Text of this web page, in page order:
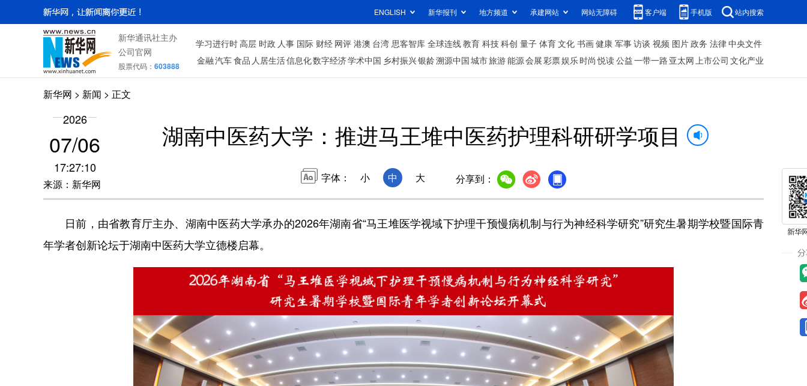
ENGLISH 新华报刊 地方频道 承建网站 网站无障碍 客户端 手机版 站内搜索
新华通讯社主办
公司官网
股票代码： 603888
学习进行时高层 时政 人事 国际 财经 网评 港澳 台湾 思客智库 全球连线教育 科技科创 量子 体育文化 书画健康 军事访谈 视频 图片政务 法律中央文件
金融汽车食品 人居生活信息化数字经济学术中国 乡村振兴银龄溯源中国城市旅游能源会展彩票娱乐时尚 悦读公益一带一路 亚太网上市公司 文化产业
新华网 > 新闻 > 正文
2026
07/06
17:27:10
来源：新华网
湖南中医药大学：推进马王堆中医药护理科研研学项目
字体： 小 中 大 分享到：
日前，由省教育厅主办、湖南中医药大学承办的2026年湖南省“马王堆医学视域下护理干预慢病机制与行为神经科学研究”研究生暑期学校暨国际青
年学者创新论坛于湖南中医药大学立德楼启幕。